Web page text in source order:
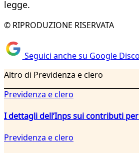
legge.
© RIPRODUZIONE RISERVATA
Seguici anche su Google
Altro di Previdenza e clero
Previdenza e clero
I dettagli dell’Inps sui contributi
Previdenza e clero